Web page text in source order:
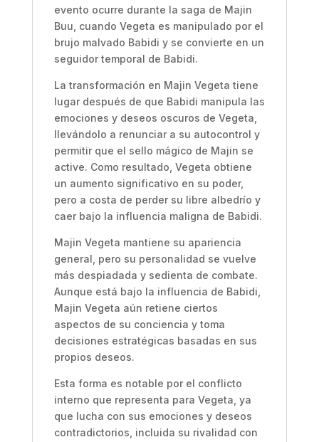
evento ocurre durante la saga de Majin
Buu, cuando Vegeta es manipulado por el
brujo malvado Babidi y se convierte en un
seguidor temporal de Babidi.
La transformación en Majin Vegeta tiene
lugar después de que Babidi manipula las
emociones y deseos oscuros de Vegeta,
llevándolo a renunciar a su autocontrol y
permitir que el sello mágico de Majin se
active. Como resultado, Vegeta obtiene
un aumento significativo en su poder,
pero a costa de perder su libre albedrío y
caer bajo la influencia maligna de Babidi.
Majin Vegeta mantiene su apariencia
general, pero su personalidad se vuelve
más despiadada y sedienta de combate.
Aunque está bajo la influencia de Babidi,
Majin Vegeta aún retiene ciertos
aspectos de su conciencia y toma
decisiones estratégicas basadas en sus
propios deseos.
Esta forma es notable por el conflicto
interno que representa para Vegeta, ya
que lucha con sus emociones y deseos
contradictorios, incluida su rivalidad con